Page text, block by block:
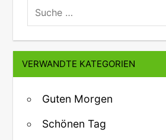
suche:
VERWANDTE KATEGORIEN
Guten Morgen
Schönen Tag